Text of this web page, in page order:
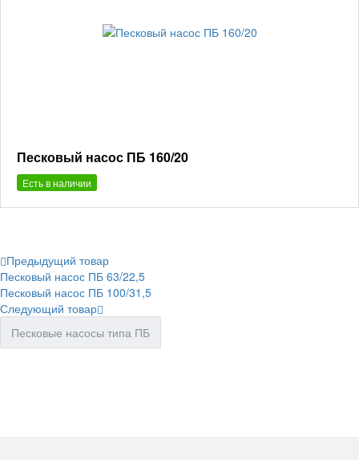
Песковый насос ПБ 160/20
Есть в наличии
Предыдущий товар
Песковый насос ПБ 63/22,5
Песковый насос ПБ 100/31,5
Следующий товар
Песковые насосы типа ПБ